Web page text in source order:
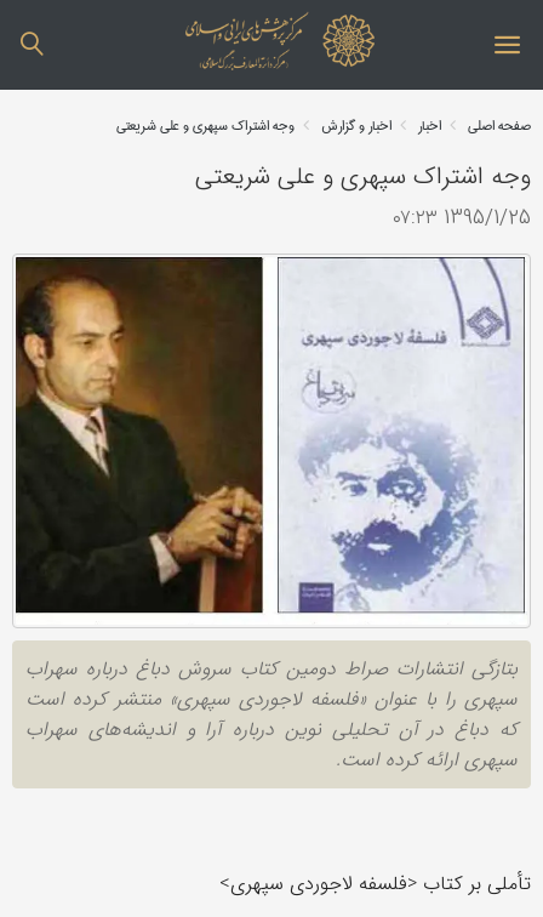
صفحه اصلی اخبار اخبار و گزارش وجه اشتراک سپهری و علی شریعتی
وجه اشتراک سپهری و علی شریعتی
1395/1/25 ۰۷:۲۳
بتازگی انتشارات صراط دومین کتاب سروش دباغ درباره سهراب
سپهری را با عنوان «فلسفه لاجوردی سپهری» منتشر کرده است
که دباغ در آن تحلیلی نوین درباره آرا و اندیشه‌های سهراب
سپهری ارائه کرده است.
تأملی بر کتاب <فلسفه لاجوردی سپهری>